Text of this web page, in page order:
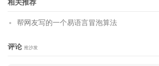
相关推荐
帮网友写的一个易语言冒泡算法
评论 抢沙发